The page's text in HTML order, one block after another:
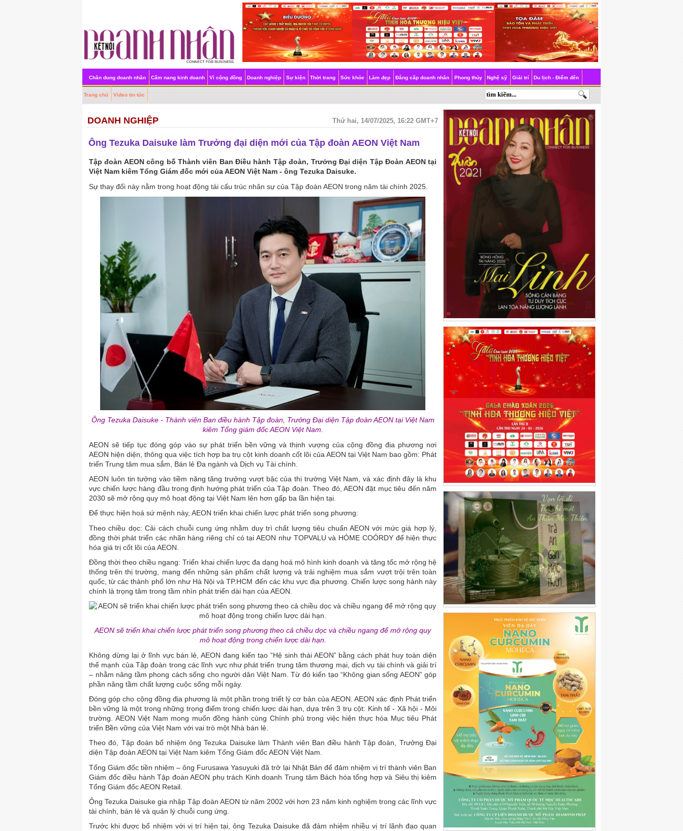
Chân dung doanh nhân Cẩm nang kinh doanh Vì cộng đồng Doanh nghiệp Sự kiện Thời trang Sức khỏe Làm đẹp Đẳng cấp doanh nhân Phong thủy Nghệ sỹ Giải trí Du lịch - Điểm đến
Trang chủ Video tin tức
DOANH NGHIỆP Thứ hai, 14/07/2025, 16:22 GMT+7
Ông Tezuka Daisuke làm Trưởng đại diện mới của Tập đoàn AEON Việt Nam
Tập đoàn AEON công bố Thành viên Ban Điều hành Tập đoàn, Trưởng Đại diện Tập Đoàn AEON tại
Việt Nam kiêm Tổng Giám đốc mới của AEON Việt Nam - ông Tezuka Daisuke.
Sự thay đổi này nằm trong hoạt động tái cấu trúc nhân sự của Tập đoàn AEON trong năm tài chính 2025.
Ông Tezuka Daisuke - Thành viên Ban điều hành Tập đoàn, Trưởng Đại diện Tập đoàn AEON tại Việt Nam
kiêm Tổng giám đốc AEON Việt Nam.
AEON sẽ tiếp tục đóng góp vào sự phát triển bền vững và thịnh vượng của cộng đồng địa phương nơi
AEON hiện diện, thông qua việc tích hợp ba trụ cột kinh doanh cốt lõi của AEON tại Việt Nam bao gồm: Phát
triển Trung tâm mua sắm, Bán lẻ Đa ngành và Dịch vụ Tài chính.
AEON luôn tin tưởng vào tiềm năng tăng trưởng vượt bậc của thị trường Việt Nam, và xác định đây là khu
vực chiến lược hàng đầu trong định hướng phát triển của Tập đoàn. Theo đó, AEON đặt mục tiêu đến năm
2030 sẽ mở rộng quy mô hoạt động tại Việt Nam lên hơn gấp ba lần hiện tại.
Để thực hiện hoá sứ mệnh này, AEON triển khai chiến lược phát triển song phương:
Theo chiều dọc: Cải cách chuỗi cung ứng nhằm duy trì chất lượng tiêu chuẩn AEON với mức giá hợp lý,
đồng thời phát triển các nhãn hàng riêng chỉ có tại AEON như TOPVALU và HÓME COÓRDY để hiện thực
hóa giá trị cốt lõi của AEON.
Đồng thời theo chiều ngang: Triển khai chiến lược đa dạng hoá mô hình kinh doanh và tăng tốc mở rộng hệ
thống trên thị trường, mang đến những sản phẩm chất lượng và trải nghiệm mua sắm vượt trội trên toàn
quốc, từ các thành phố lớn như Hà Nội và TP.HCM đến các khu vực địa phương. Chiến lược song hành này
chính là trọng tâm trong tầm nhìn phát triển dài hạn của AEON.
AEON sẽ triển khai chiến lược phát triển song phương theo cả chiều dọc và chiều ngang để mở rộng quy
mô hoạt động trong chiến lược dài hạn.
Không dừng lại ở lĩnh vực bán lẻ, AEON đang kiến tạo “Hệ sinh thái AEON” bằng cách phát huy toàn diện
thế mạnh của Tập đoàn trong các lĩnh vực như phát triển trung tâm thương mại, dịch vụ tài chính và giải trí
– nhằm nâng tầm phong cách sống cho người dân Việt Nam. Từ đó kiến tạo “Không gian sống AEON” góp
phần nâng tầm chất lượng cuộc sống mỗi ngày.
Đóng góp cho cộng đồng địa phương là một phần trong triết lý cơ bản của AEON. AEON xác định Phát triển
bền vững là một trong những trọng điểm trong chiến lược dài hạn, dựa trên 3 trụ cột: Kinh tế - Xã hội - Môi
trường. AEON Việt Nam mong muốn đồng hành cùng Chính phủ trong việc hiện thực hóa Mục tiêu Phát
triển Bền vững của Việt Nam với vai trò một Nhà bán lẻ.
Theo đó, Tập đoàn bổ nhiệm ông Tezuka Daisuke làm Thành viên Ban điều hành Tập đoàn, Trưởng Đại
diện Tập đoàn AEON tại Việt Nam kiêm Tổng Giám đốc AEON Việt Nam.
Tổng Giám đốc tiền nhiệm – ông Furusawa Yasuyuki đã trở lại Nhật Bản để đảm nhiệm vị trí thành viên Ban
Giám đốc điều hành Tập đoàn AEON phụ trách Kinh doanh Trung tâm Bách hóa tổng hợp và Siêu thị kiêm
Tổng Giám đốc AEON Retail.
Ông Tezuka Daisuke gia nhập Tập đoàn AEON từ năm 2002 với hơn 23 năm kinh nghiệm trong các lĩnh vực
tài chính, bán lẻ và quản lý chuỗi cung ứng.
Trước khi được bổ nhiệm với vị trí hiện tại, ông Tezuka Daisuke đã đảm nhiệm nhiều vị trí lãnh đạo quan